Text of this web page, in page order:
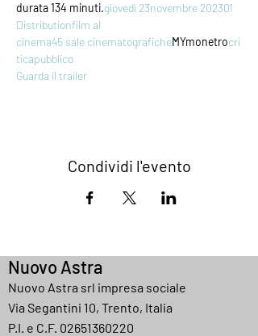
durata 134 minuti.giovedì 23novembre 202301
Distributionfilm al
cinema45 sale cinematograficheMYmonetrocri
ticapubblico
Guarda il trailer
Condividi l'evento
Nuovo Astra
Nuovo Astra srl impresa sociale
Via Segantini 10, Trento, Italia
P.I. e C.F. 02651360220